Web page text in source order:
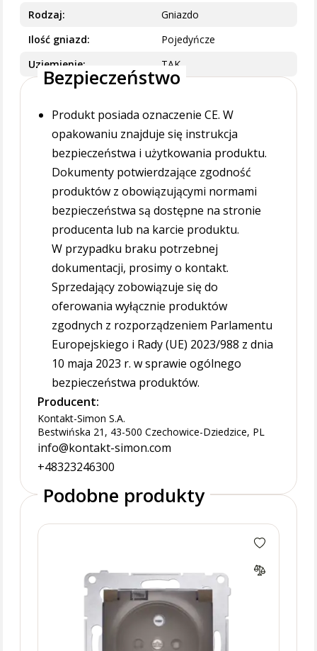
Rodzaj
Gniazdo
Ilość gniazd
Pojedyńcze
Uziemienie
TAK
Bezpieczeństwo
Produkt posiada oznaczenie CE. W
opakowaniu znajduje się instrukcja
bezpieczeństwa i użytkowania produktu.
Dokumenty potwierdzające zgodność
produktów z obowiązującymi normami
bezpieczeństwa są dostępne na stronie
producenta lub na karcie produktu.
W przypadku braku potrzebnej
dokumentacji, prosimy o kontakt.
Sprzedający zobowiązuje się do
oferowania wyłącznie produktów
zgodnych z rozporządzeniem Parlamentu
Europejskiego i Rady (UE) 2023/988 z dnia
10 maja 2023 r. w sprawie ogólnego
bezpieczeństwa produktów.
Producent:
Kontakt-Simon S.A.
Bestwińska 21, 43-500 Czechowice-Dziedzice, PL
info@kontakt-simon.com
+48323246300
Podobne produkty